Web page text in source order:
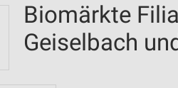
Biomärkte
Geiselbach